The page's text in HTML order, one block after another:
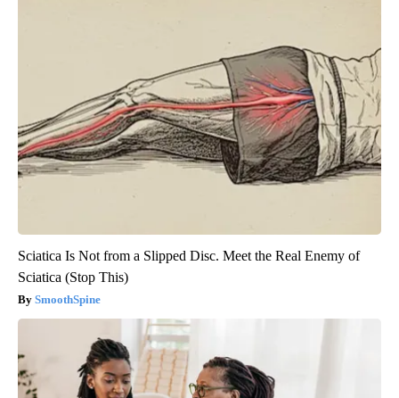
Sciatica Is Not from a Slipped Disc. Meet the Real Enemy of
Sciatica (Stop This)
SmoothSpine